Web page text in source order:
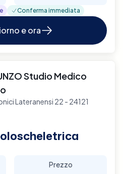
Conferma immediata
e ora
Studio Medico
Lateranensi 22 - 24121
Prezzo